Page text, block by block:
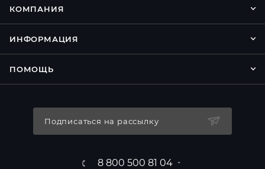
КОМПАНИЯ
ИНФОРМАЦИЯ
ПОМОЩЬ
Подписаться на рассылку
8 800 500 81 04